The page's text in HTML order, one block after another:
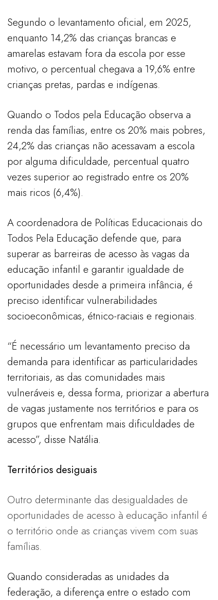
Segundo o levantamento oficial, em 2025,
enquanto 14,2% das crianças brancas e
amarelas estavam fora da escola por esse
motivo, o percentual chegava a 19,6% entre
crianças pretas, pardas e indígenas.
Quando o Todos pela Educação observa a
renda das famílias, entre os 20% mais pobres,
24,2% das crianças não acessavam a escola
por alguma dificuldade, percentual quatro
vezes superior ao registrado entre os 20%
mais ricos (6,4%).
A coordenadora de Políticas Educacionais do
Todos Pela Educação defende que, para
superar as barreiras de acesso às vagas da
educação infantil e garantir igualdade de
oportunidades desde a primeira infância, é
preciso identificar vulnerabilidades
socioeconômicas, étnico-raciais e regionais.
“É necessário um levantamento preciso da
demanda para identificar as particularidades
territoriais, as das comunidades mais
vulneráveis e, dessa forma, priorizar a abertura
de vagas justamente nos territórios e para os
grupos que enfrentam mais dificuldades de
acesso”, disse Natália.
Territórios desiguais
Outro determinante das desigualdades de
oportunidades de acesso à educação infantil é
o território onde as crianças vivem com suas
famílias.
Quando consideradas as unidades da
federação, a diferença entre o estado com